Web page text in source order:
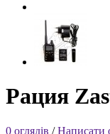
Рация
0 оглядів /Написати